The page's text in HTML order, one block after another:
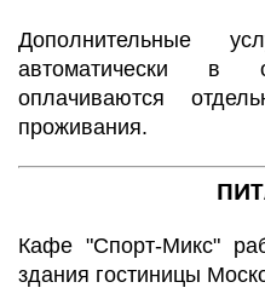
Дополнительные
автоматически в
оплачиваются
проживания.
Кафе "Спорт-Микс"
здания гостиницы